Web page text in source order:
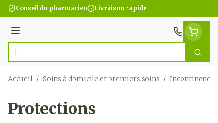
Aller au contenu
Conseil du pharmacien Livraison rapide
Menu
Rechercher
Accueil / Soins à domicile et premiers soins / Incontinence
Protections